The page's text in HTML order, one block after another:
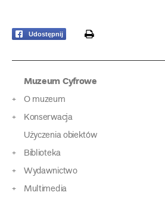
Udostępnij print
Muzeum Cyfrowe
O muzeum
Konserwacja
Użyczenia obiektów
Biblioteka
Wydawnictwo
Multimedia